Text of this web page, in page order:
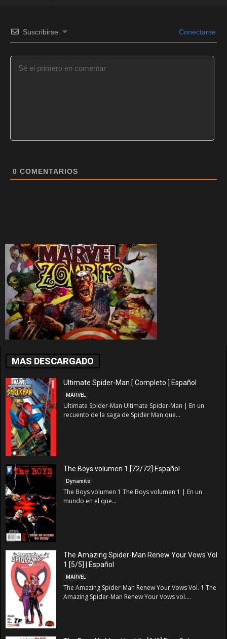
Suscribirse Conectarse
0 COMENTARIOS
MAS DESCARGADO
Ultimate Spider-Man [ Completo ] Español
MARVEL
Ultimate Spider-Man Ultimate Spider-Man | En un
recuento de la saga de Spider Man que...
The Boys volumen 1 [72/72] Español
Dynamite
The Boys volumen 1 The Boys volumen 1 | En un
mundo en el que...
The Amazing Spider-Man Renew Your Vows Vol
1 [5/5] | Español
MARVEL
The Amazing Spider-Man Renew Your Vows Vol. 1 The
Amazing Spider-Man Renew Your Vows vol....